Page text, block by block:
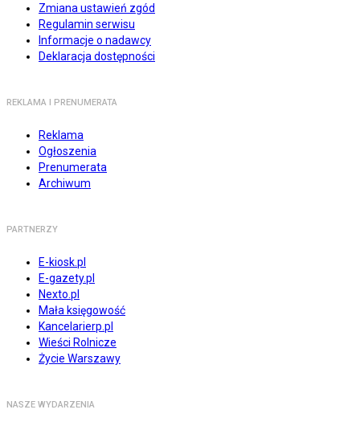
Zmiana ustawień zgód
Regulamin serwisu
Informacje o nadawcy
Deklaracja dostępności
REKLAMA I PRENUMERATA
Reklama
Ogłoszenia
Prenumerata
Archiwum
PARTNERZY
E-kiosk.pl
E-gazety.pl
Nexto.pl
Mała księgowość
Kancelarierp.pl
Wieści Rolnicze
Życie Warszawy
NASZE WYDARZENIA